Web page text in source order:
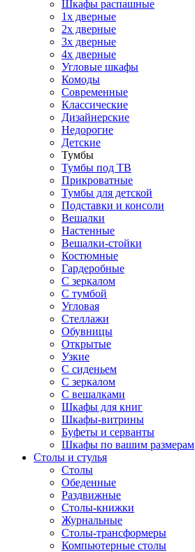
Шкафы распашные
1х дверные
2х дверные
3х дверные
4х дверные
Угловые шкафы
Комоды
Современные
Классические
Дизайнерские
Недорогие
Детские
Тумбы
Тумбы под ТВ
Прикроватные
Тумбы для детской
Подставки и консоли
Вешалки
Настенные
Вешалки-стойки
Костюмные
Гардеробные
С зеркалом
С тумбой
Угловая
Стеллажи
Обувницы
Открытые
Узкие
С сиденьем
С зеркалом
С вешалками
Шкафы для книг
Шкафы-витрины
Буфеты и серванты
Шкафы по вашим размерам
Столы и стулья
Столы
Обеденные
Раздвижные
Столы-книжки
Журнальные
Столы-трансформеры
Компьютерные столы